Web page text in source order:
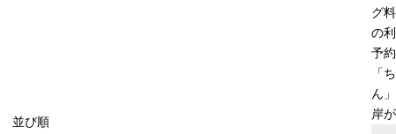
並び順
グ
の
予
「
ん
岸